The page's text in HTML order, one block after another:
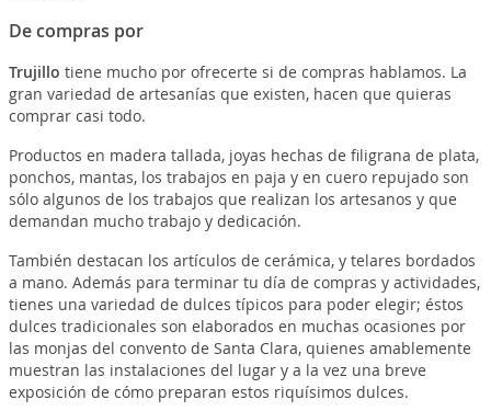
De compras por
Trujillo tiene mucho por ofrecerte si de compras hablamos. La
gran variedad de artesanías que existen, hacen que quieras
comprar casi todo.
Productos en madera tallada, joyas hechas de filigrana de plata,
ponchos, mantas, los trabajos en paja y en cuero repujado son
sólo algunos de los trabajos que realizan los artesanos y que
demandan mucho trabajo y dedicación.
También destacan los artículos de cerámica, y telares bordados
a mano. Además para terminar tu día de compras y actividades,
tienes una variedad de dulces típicos para poder elegir; éstos
dulces tradicionales son elaborados en muchas ocasiones por
las monjas del convento de Santa Clara, quienes amablemente
muestran las instalaciones del lugar y a la vez una breve
exposición de cómo preparan estos riquísimos dulces.